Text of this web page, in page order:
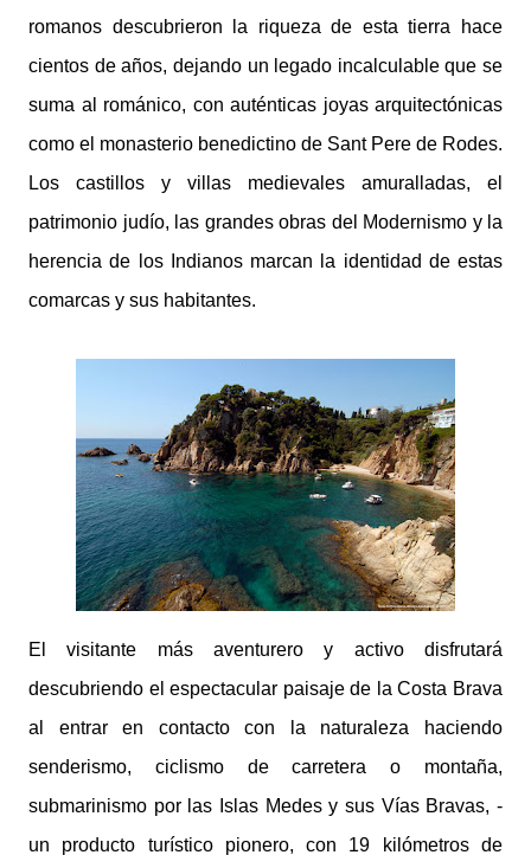
romanos descubrieron la riqueza de esta tierra hace
cientos de años, dejando un legado incalculable que se
suma al románico, con auténticas joyas arquitectónicas
como el monasterio benedictino de Sant Pere de Rodes.
Los castillos y villas medievales amuralladas, el
patrimonio judío, las grandes obras del Modernismo y la
herencia de los Indianos marcan la identidad de estas
comarcas y sus habitantes.
El visitante más aventurero y activo disfrutará
descubriendo el espectacular paisaje de la Costa Brava
al entrar en contacto con la naturaleza haciendo
senderismo, ciclismo de carretera o montaña,
submarinismo por las Islas Medes y sus Vías Bravas, -
un producto turístico pionero, con 19 kilómetros de